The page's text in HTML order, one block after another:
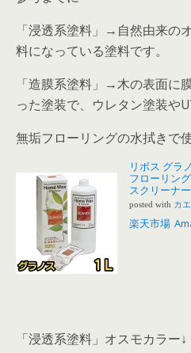
「浸透系塗料」→自然由来の
料になっている塗料です。
「造膜系塗料」→木の表面に
った塗装で、ウレタン塗装や
無垢フローリングの水拭きで
リボス グラ
フローリン
スクリーナー
posted with カ
楽天市場
「浸透系塗料」オスモカラー↓